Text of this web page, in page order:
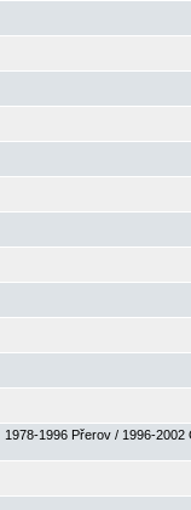
1978-1996 Přerov / 1996-2002